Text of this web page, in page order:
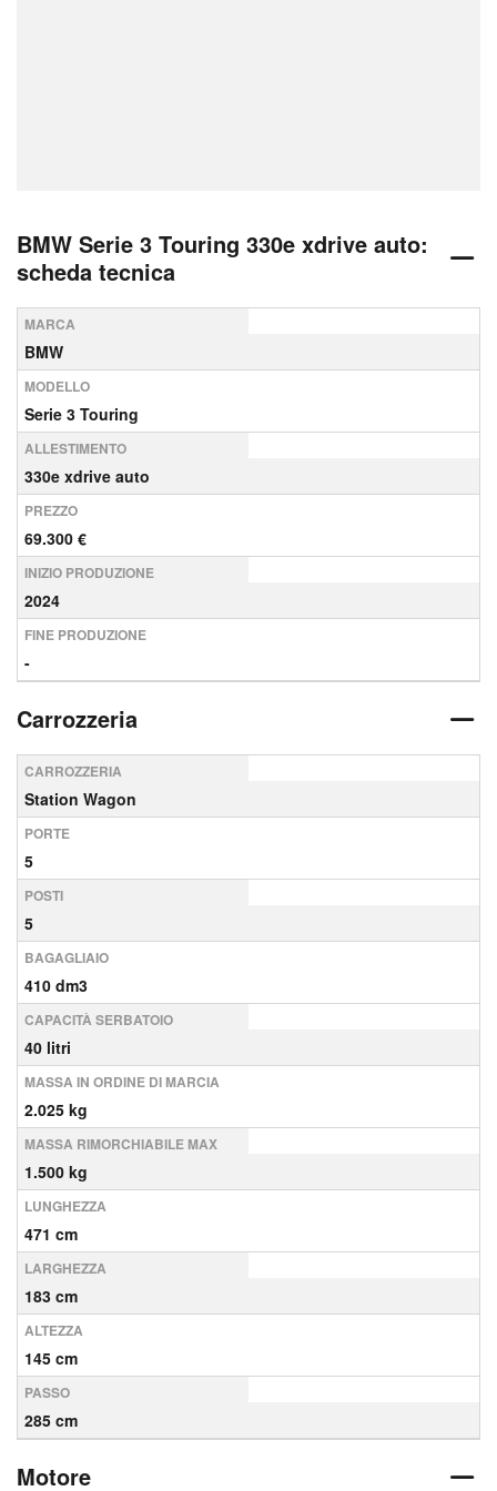
BMW Serie 3 Touring 330e xdrive auto:
scheda tecnica
MARCA
BMW
MODELLO
Serie 3 Touring
ALLESTIMENTO
330e xdrive auto
PREZZO
69.300 €
INIZIO PRODUZIONE
2024
FINE PRODUZIONE
-
Carrozzeria
CARROZZERIA
Station Wagon
PORTE
5
POSTI
5
BAGAGLIAIO
410 dm3
CAPACITÀ SERBATOIO
40 litri
MASSA IN ORDINE DI MARCIA
2.025 kg
MASSA RIMORCHIABILE MAX
1.500 kg
LUNGHEZZA
471 cm
LARGHEZZA
183 cm
ALTEZZA
145 cm
PASSO
285 cm
Motore